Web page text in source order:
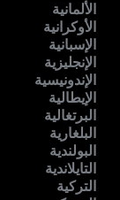
الألمانية
الأوكرانية
الإسبانية
الإنجليزية
الإندونيسية
الإيطالية
البرتغالية
البلغارية
البولندية
التايلاندية
التركية